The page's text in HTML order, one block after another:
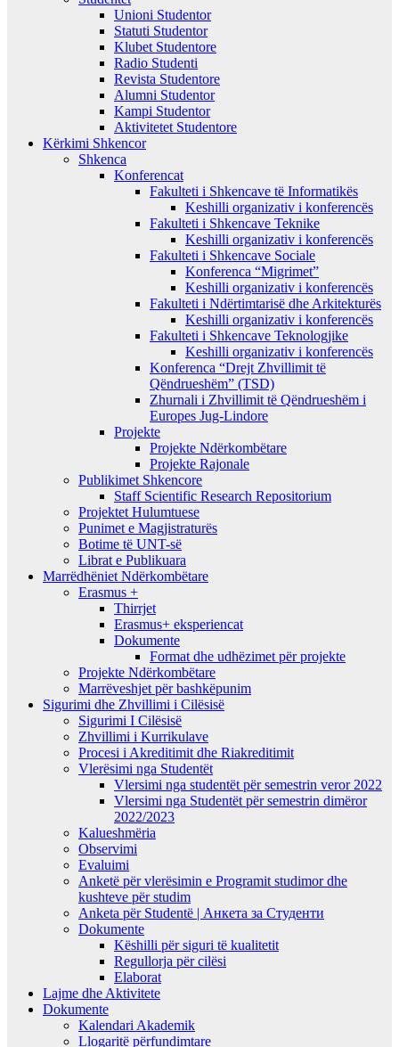
Unioni Studentor
Statuti Studentor
Klubet Studentore
Radio Studenti
Revista Studentore
Alumni Studentor
Kampi Studentor
Aktivitetet Studentore
Kërkimi Shkencor
Shkenca
Konferencat
Fakulteti i Shkencave të Informatikës
Keshilli organizativ i konferencës
Fakulteti i Shkencave Teknike
Keshilli organizativ i konferencës
Fakulteti i Shkencave Sociale
Konferenca “Migrimet”
Keshilli organizativ i konferencës
Fakulteti i Ndërtimtarisë dhe Arkitekturës
Keshilli organizativ i konferencës
Fakulteti i Shkencave Teknologjike
Keshilli organizativ i konferencës
Konferenca “Drejt Zhvillimit të
Qëndrueshëm” (TSD)
Zhurnali i Zhvillimit të Qëndrueshëm i
Europes Jug-Lindore
Projekte
Projekte Ndërkombëtare
Projekte Rajonale
Publikimet Shkencore
Staff Scientific Research Repositorium
Projektet Hulumtuese
Punimet e Magjistraturës
Botime të UNT-së
Librat e Publikuara
Marrëdhëniet Ndërkombëtare
Erasmus +
Thirrjet
Erasmus+ eksperiencat
Dokumente
Format dhe udhëzimet për projekte
Projekte Ndërkombëtare
Marrëveshjet për bashkëpunim
Sigurimi dhe Zhvillimi i Cilësisë
Sigurimi I Cilësisë
Zhvillimi i Kurrikulave
Procesi i Akreditimit dhe Riakreditimit
Vlerësimi nga Studentët
Vlersimi nga studentët për semestrin veror 2022
Vlersimi nga Studentët për semestrin dimëror
2022/2023
Kalueshmëria
Observimi
Evaluimi
Anketë për vlerësimin e Programit studimor dhe
kushteve për studim
Anketa për Studentë | Анкета за Студенти
Dokumente
Këshilli për siguri të kualitetit
Regullorja për cilësi
Elaborat
Lajme dhe Aktivitete
Dokumente
Kalendari Akademik
Llogaritë përfundimtare